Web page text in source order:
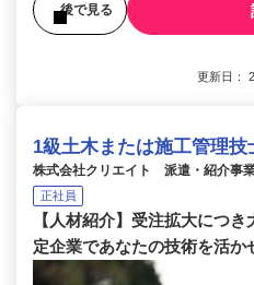
後で見る
更新日：
1級土木または施工管理技
株式会社クリエイト 派遣・紹介事
正社員
【人材紹介】受注拡大につ
定企業であなたの技術を活か